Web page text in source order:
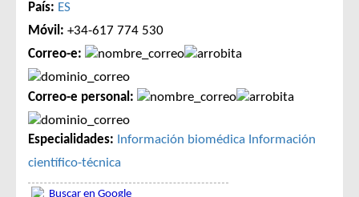
País: ES
Móvil: +34-617 774 530
Correo-e:
Correo-e personal:
Especialidades: Información biomédica Información
científico-técnica
Buscar en Google